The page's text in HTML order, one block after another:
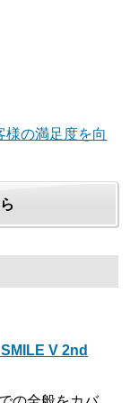
様の満足度を向
V 2nd